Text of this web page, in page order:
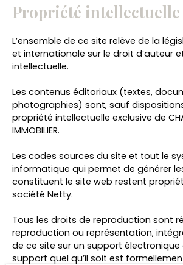
Propriété intellectuelle
L’ensemble de ce site relève de la
et internationale sur le droit d’auteur
intellectuelle.
Les contenus éditoriaux (textes,
photographies) sont, sauf
propriété intellectuelle exclusive de
IMMOBILIER.
Les codes sources du site et tout le
informatique qui permet de générer
constituent le site web restent
société Netty.
Tous les droits de reproduction sont
reproduction ou représentation,
de ce site sur un support
support quel qu’il soit est